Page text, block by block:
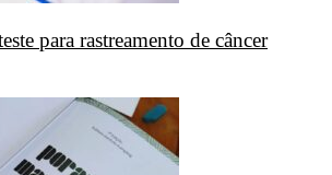
para rastreamento de câncer